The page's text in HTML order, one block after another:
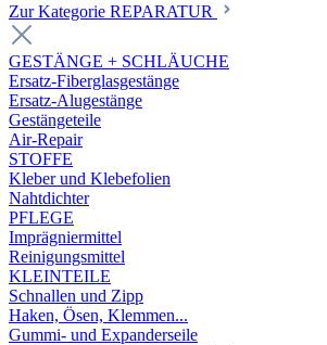
Zur Kategorie REPARATUR
GESTÄNGE + SCHLÄUCHE
Ersatz-Fiberglasgestänge
Ersatz-Alugestänge
Gestängeteile
Air-Repair
STOFFE
Kleber und Klebefolien
Nahtdichter
PFLEGE
Imprägniermittel
Reinigungsmittel
KLEINTEILE
Schnallen und Zipp
Haken, Ösen, Klemmen...
Gummi- und Expanderseile